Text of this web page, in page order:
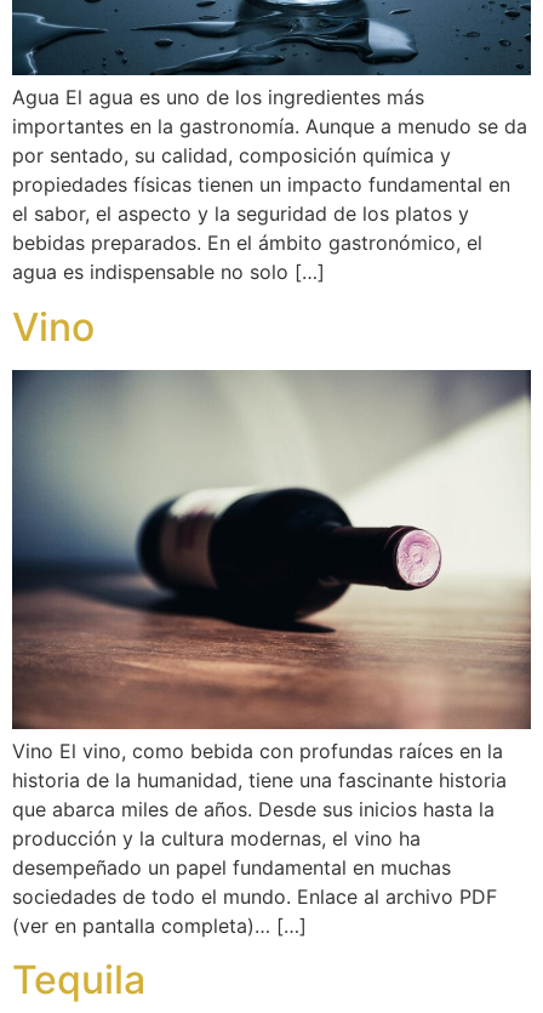
Agua El agua es uno de los ingredientes más
importantes en la gastronomía. Aunque a menudo se da
por sentado, su calidad, composición química y
propiedades físicas tienen un impacto fundamental en
el sabor, el aspecto y la seguridad de los platos y
bebidas preparados. En el ámbito gastronómico, el
agua es indispensable no solo […]
Vino
Vino El vino, como bebida con profundas raíces en la
historia de la humanidad, tiene una fascinante historia
que abarca miles de años. Desde sus inicios hasta la
producción y la cultura modernas, el vino ha
desempeñado un papel fundamental en muchas
sociedades de todo el mundo. Enlace al archivo PDF
(ver en pantalla completa)… […]
Tequila